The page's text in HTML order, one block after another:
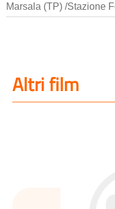
Marsala (TP) /Stazione
Altri film